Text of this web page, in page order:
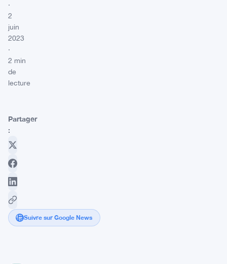
·
2
juin
2023
·
2 min
de
lecture
Partager
:
Suivre sur Google News